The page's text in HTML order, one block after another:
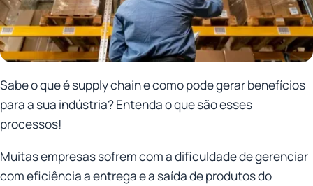
Sabe o que é supply chain e como pode gerar benefícios
para a sua indústria? Entenda o que são esses
processos!
Muitas empresas sofrem com a dificuldade de gerenciar
com eficiência a entrega e a saída de produtos do